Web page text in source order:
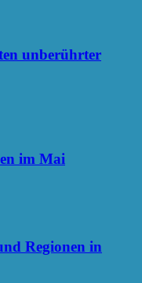
unberührter
im Mai
Regionen in